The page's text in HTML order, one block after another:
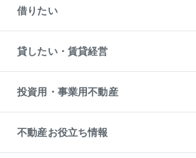
中古一戸建ての購入
不動産購入の流れ
注目キーワード物件特集
購入ガイド
English 繁体中文簡体中文
一戸建ての売却・査定
土地の売却・査定
スピードAI査定
不動産査定について
不動産売却の流れ
不動産買換えの流れ
売却ガイド
借りたい
オフィス・店舗の賃貸
借りるときの流れ
借りるガイド
貸したい・賃貸経営
マンション賃料データ
賃貸管理プラン
リロケーションについて
貸すガイド
投資用・事業用不動産
事業用不動産
マンション投資
投資用マンション
不動産お役立ち情報